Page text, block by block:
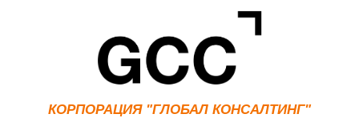
КОРПОРАЦИЯ "ГЛОБАЛ КОНСАЛТИНГ"